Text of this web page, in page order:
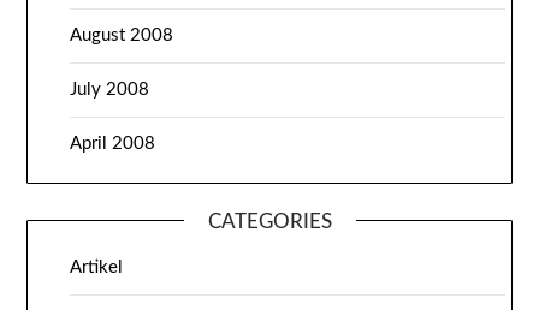
August 2008
July 2008
April 2008
CATEGORIES
Artikel